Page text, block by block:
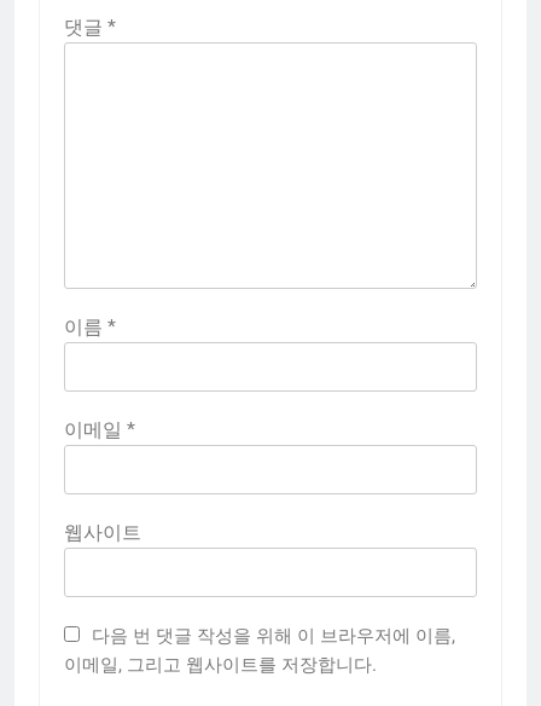
댓글 *
이름 *
이메일 *
웹사이트
다음 번 댓글 작성을 위해 이 브라우저에 이름,
이메일, 그리고 웹사이트를 저장합니다.